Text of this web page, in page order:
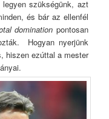
szükségünk, azt
és bár az ellenfél
domination pontosan
Hogyan nyerjünk
hiszen ezúttal a mester